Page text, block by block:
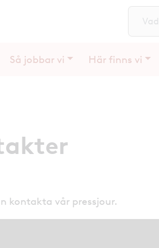
Så jobbar vi Här finns vi
kontakta vår pressjour.